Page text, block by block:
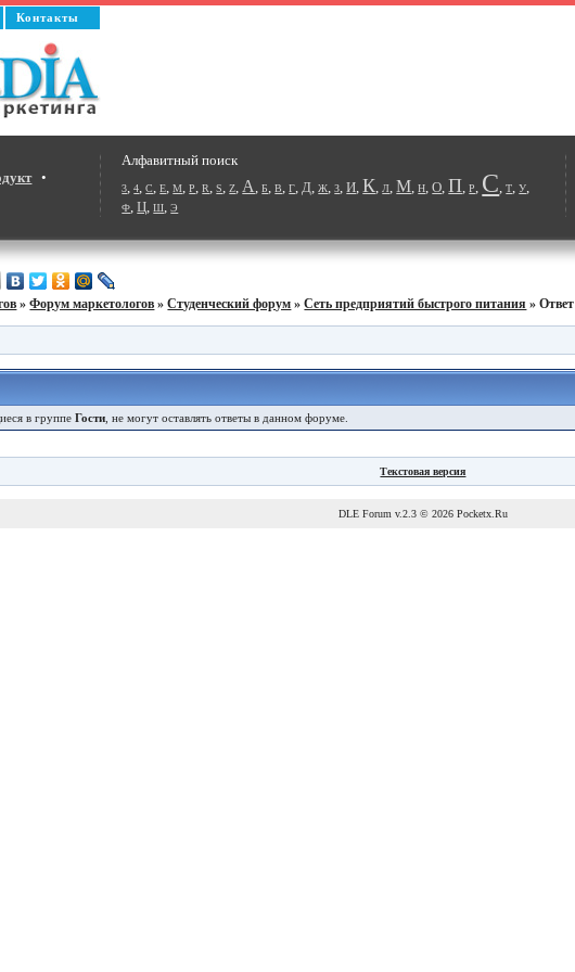
Контакты
Алфавитный поиск
3,4,C,E,M,P,R,S,Z,А,Б,В,Г,Д,Ж,З,И,К,Л,М,Н,О,П,Р, С,Т,У,
Ф,Ц,Ш,Э
•
»Форум маркетологов »Студенческий форум »Cеть предприятий быстрого питания » Ответ
в группеГости , не могут оставлять ответы в данном форуме.
Текстовая версия
DLE Forum v.2.3 © 2026 Pocketx.Ru